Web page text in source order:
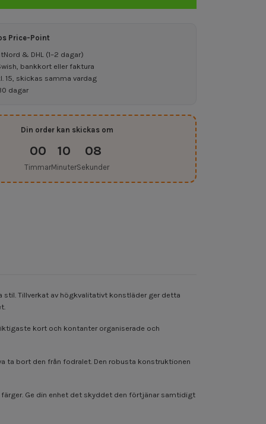
Price-Point
& DHL (1–2 dagar)
bankkort eller faktura
15, skickas samma vardag
dagar
Din order kan skickas om
00
Timmar
10
Minuter
07
Sekunder
Tillverkat av högkvalitativt konstläder ger detta
kort och kontanter organiserade och
ta bort den från fodralet. Den robusta konstruktionen
Ge din enhet det skyddet den förtjänar samtidigt